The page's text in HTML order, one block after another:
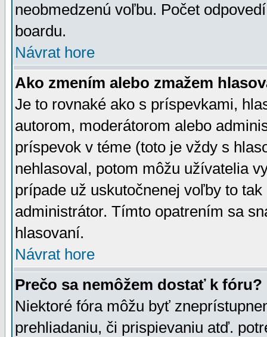
neobmedzenú voľbu. Počet
boardu.
Návrat hore
Ako zmením alebo zmažem
Je to rovnaké ako s príspevkami,
autorom, moderátorom alebo
príspevok v téme (toto je vždy s
nehlasoval, potom môžu užívatelia
prípade už uskutočnenej voľby to
administrátor. Tímto opatrením sa
hlasovaní.
Návrat hore
Prečo sa nemôžem dostať k fóru?
Niektoré fóra môžu byť
prehliadaniu, či prispievaniu atď.